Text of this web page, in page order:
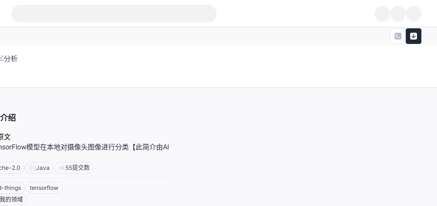
分析
绍
文
模型在本地对摄像头图像进行分类【此简介由AI
2.0 Java 55提交数
things
tensorflow
的领域